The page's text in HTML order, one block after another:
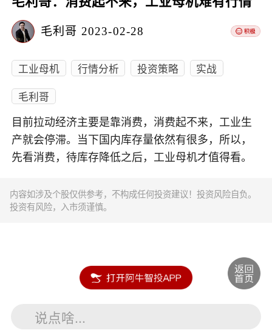
毛利哥 2023-02-28
工业母机 行情分析 投资策略
实战
毛利哥
目前拉动经济主要是靠消费，消费起不来，工业生
产就会停滞。当下国内库存量依然有很多，所以，
先看消费，待库存降低之后，工业母机才值得看。
内容如涉及个股仅供参考，不构成任何投资建议！投资风险自负。
投资有风险，入市须谨慎。
说点啥...